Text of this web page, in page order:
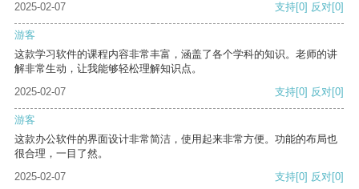
2025-02-07 支持[0] 反对[0]
游客
这款学习软件的课程内容非常丰富，涵盖了各个学科的知识。老师的讲
解非常生动，让我能够轻松理解知识点。
2025-02-07
支持[0] 反对[0]
游客
这款办公软件的界面设计非常简洁，使用起来非常方便。功能的布局也
很合理，一目了然。
2025-02-07
支持[0] 反对[0]